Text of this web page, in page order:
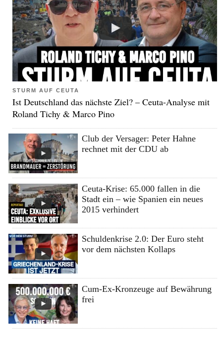
STURM AUF CEUTA
Ist Deutschland das nächste Ziel? – Ceuta-Analyse mit
Roland Tichy & Marco Pino
Club der Versager: Peter Hahne
rechnet mit der CDU ab
Ceuta-Krise: 65.000 fallen in die
Stadt ein – wie Spanien ein neues
2015 verhindert
Schuldenkrise 2.0: Der Euro steht
vor dem nächsten Kollaps
Cum-Ex-Kronzeuge auf Bewährung
frei